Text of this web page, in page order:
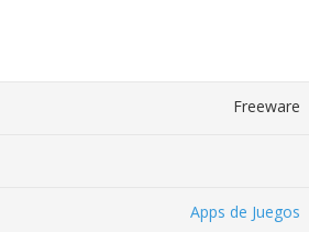
Freeware
Apps de Juegos